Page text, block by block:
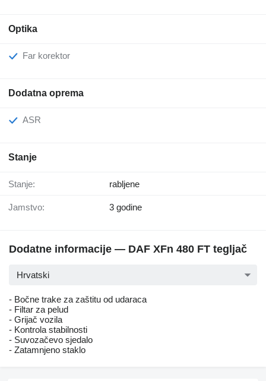
Optika
Far korektor
Dodatna oprema
ASR
Stanje
Stanje: rabljene
Jamstvo: 3 godine
Dodatne informacije — DAF XFn 480 FT tegljač
Hrvatski
- Bočne trake za zaštitu od udaraca
- Filtar za pelud
- Grijač vozila
- Kontrola stabilnosti
- Suvozačevo sjedalo
- Zatamnjeno staklo